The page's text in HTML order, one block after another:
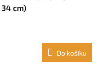
cm)
Do košíku